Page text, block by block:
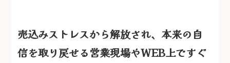
売込みストレスから解放され、本来の自
信を取り戻せる営業現場やWEB上ですぐ